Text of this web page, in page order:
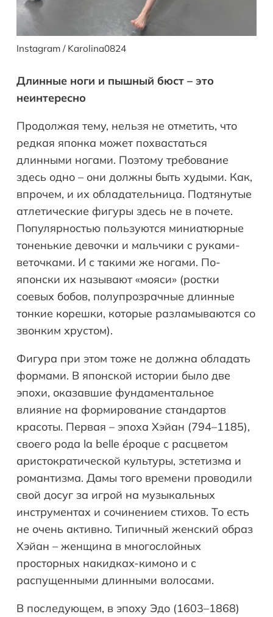
Instagram / Karolina0824
Длинные ноги и пышный бюст – это
неинтересно
Продолжая тему, нельзя не отметить, что
редкая японка может похвастаться
длинными ногами. Поэтому требование
здесь одно – они должны быть худыми. Как,
впрочем, и их обладательница. Подтянутые
атлетические фигуры здесь не в почете.
Популярностью пользуются миниатюрные
тоненькие девочки и мальчики с руками-
веточками. И с такими же ногами. По-
японски их называют «мояси» (ростки
соевых бобов, полупрозрачные длинные
тонкие корешки, которые разламываются со
звонким хрустом).
Фигура при этом тоже не должна обладать
формами. В японской истории было две
эпохи, оказавшие фундаментальное
влияние на формирование стандартов
красоты. Первая – эпоха Хэйан (794–1185),
своего рода la belle époque с расцветом
аристократической культуры, эстетизма и
романтизма. Дамы того времени проводили
свой досуг за игрой на музыкальных
инструментах и сочинением стихов. То есть
не очень активно. Типичный женский образ
Хэйан – женщина в многослойных
просторных накидках-кимоно и с
распущенными длинными волосами.
В последующем, в эпоху Эдо (1603–1868)